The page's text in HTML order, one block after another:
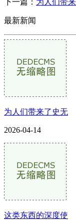
最新新闻
为人们带来了史无
2026-04-14
这类东西的深度使